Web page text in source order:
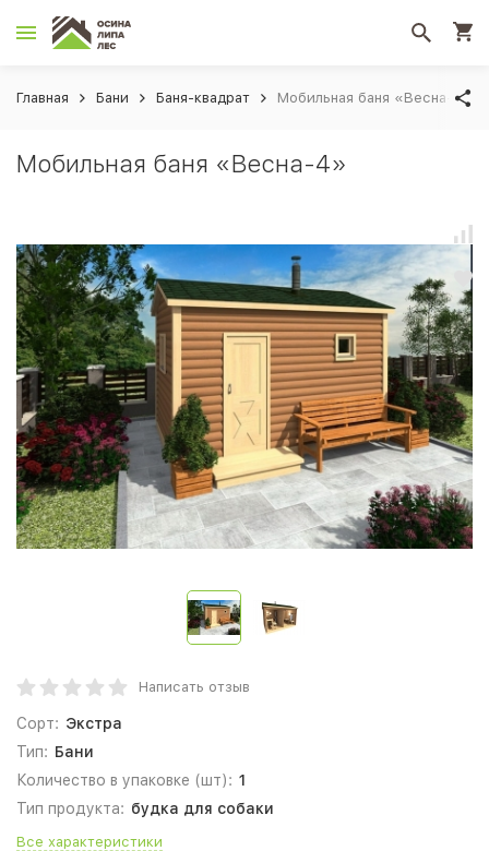
Главная Бани Баня-квадрат Мобильная баня «Весна-4»
Мобильная баня «Весна-4»
Написать отзыв
Сорт: Экстра
Тип: Бани
Количество в упаковке (шт): 1
Тип продукта: будка для собаки
Все характеристики